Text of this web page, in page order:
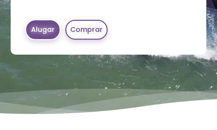
Alugar Comprar